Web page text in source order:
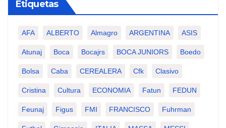
Etiquetas
AFA ALBERTO Almagro ARGENTINA ASIS
Atunaj Boca Bocajrs BOCA JUNIORS Boedo
Bolsa Caba CEREALERA Cfk Clasivo
Cristina Cultura ECONOMIA Fatun FEDUN
Feunaj Figus FMI FRANCISCO Fuhrman